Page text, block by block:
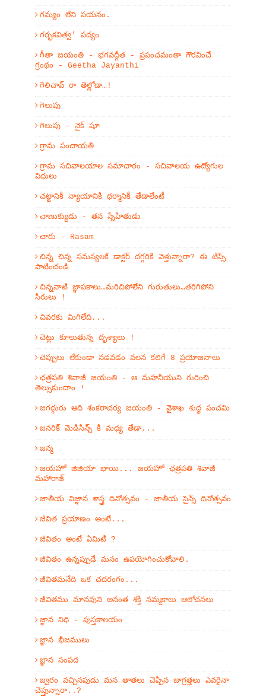
గమ్యం లేని పయనం.
గర్భకవిత్వ' పద్యం
గీతా జయంతి - భగవద్గీత - ప్రపంచమంతా గౌరవించే
గ్రంథం - Geetha Jayanthi
గెలిచావ్ రా తెల్లోడా…!
గెలుపు
గెలుపు - నైక్ షూ
గ్రామ పంచాయతీ
గ్రామ సచివాలయాల సమాచారం - సచివాలయ ఉద్యోగుల
విధులు
చట్టానికీ న్యాయానికి ధర్మానికీ తేడాలేంటీ
చాణుక్యుడు - తన స్నేహితుడు
చారు - Rasam
చిన్న చిన్న సమస్యలకే డాక్టర్ దగ్గరికి వెళ్తున్నారా? ఈ టిప్స్
పాటించండి
చిన్ననాటి జ్ఞాపకాలు…మరిచిపోలేని గురుతులు…తరిగిపోని
సిరులు !
చివరకు మిగిలేది...
చెట్లు కూలుతున్న దృశ్యాలు !
చెప్పులు లేకుండా నడవడం వలన కలిగే 8 ప్రయోజనాలు
ఛత్రపతి శివాజీ జయంతి - ఆ మహనీయుని గురించి
తెల్సుకుందాం !
జగద్గురు ఆది శంకరాచర్య జయంతి - వైశాఖ శుద్ధ పంచమి
జనరిక్ మెడిసిన్స్ కి మధ్య తేడా...
జన్మ
జయహో జిజియా భాయి... జయహో ఛత్రపతి శివాజీ
మహారాజ్
జాతీయ విజ్ఞాన శాస్త్ర దినోత్సవం - జాతీయ సైన్స్ దినోత్సవం
జీవిత ప్రయాణం అంటే...
జీవితం అంటే ఏమిటి ?
జీవితం ఉన్నప్పుడే మనం ఉపయోగించుకోవాలి.
జీవితమనేది ఒక చదరంగం...
జీవితము మానవుని అనంత శక్తి నమ్మకాలు ఆలోచనలు
జ్ఞాన నిధి - పుస్తకాలయం
జ్ఞాన భీజములు
జ్ఞాన సంపద
జ్వరం వచ్చినపుడు మన తాతలు చెప్పిన జాగ్రత్తలు ఎవరైనా
చెప్తున్నారా..?